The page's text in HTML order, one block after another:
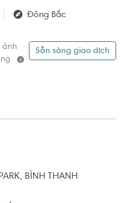
Đông Bắc
ảnh
Sẵn sàng giao dịch
BÌNH THẠNH